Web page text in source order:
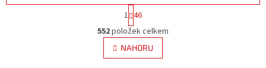
O
v
l
á
S
t
r
á
n
k
1 46
552položek celkem
NAHORU